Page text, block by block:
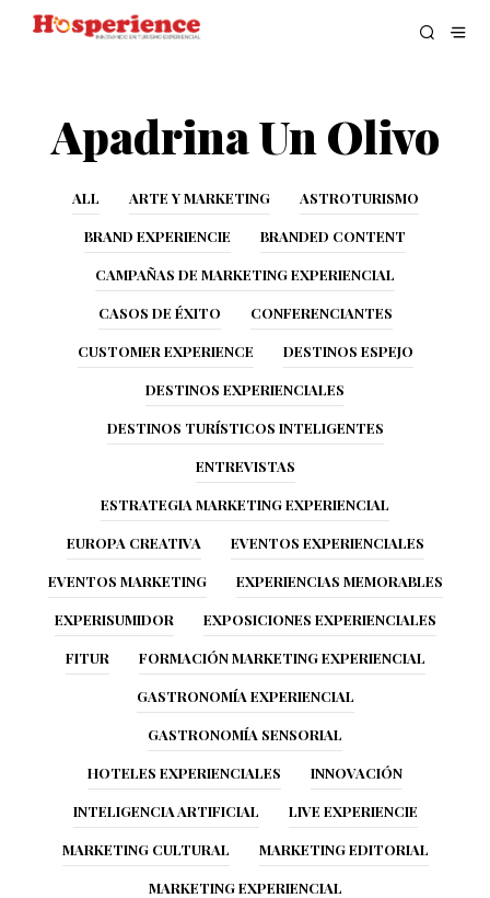
Apadrina Un Olivo
ALL ARTE Y MARKETING ASTROTURISMO
BRAND EXPERIENCIE BRANDED CONTENT
CAMPAÑAS DE MARKETING EXPERIENCIAL
CASOS DE ÉXITO CONFERENCIANTES
CUSTOMER EXPERIENCE DESTINOS ESPEJO
DESTINOS EXPERIENCIALES
DESTINOS TURÍSTICOS INTELIGENTES
ENTREVISTAS
ESTRATEGIA MARKETING EXPERIENCIAL
EUROPA CREATIVA EVENTOS EXPERIENCIALES
EVENTOS MARKETING EXPERIENCIAS MEMORABLES
EXPERISUMIDOR EXPOSICIONES EXPERIENCIALES
FITUR FORMACIÓN MARKETING EXPERIENCIAL
GASTRONOMÍA EXPERIENCIAL
GASTRONOMÍA SENSORIAL
HOTELES EXPERIENCIALES INNOVACIÓN
INTELIGENCIA ARTIFICIAL LIVE EXPERIENCIE
MARKETING CULTURAL MARKETING EDITORIAL
MARKETING EXPERIENCIAL